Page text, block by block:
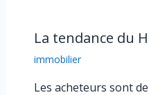
La tendance du
immobilier
Les acheteurs sont